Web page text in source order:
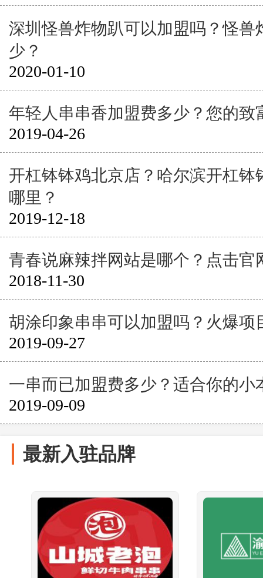
深圳怪兽炸物趴可以加盟吗？怪兽
少？
2020-01-10
年轻人串串香加盟费多少？您的致
2019-04-26
开杠钵钵鸡北京店？哈尔滨开杠钵
哪里？
2019-12-18
青春说麻辣拌网站是哪个？点击官
2018-11-30
胡涂印象串串可以加盟吗？火爆项
2019-09-27
一串而已加盟费多少？适合你的小
2019-09-09
最新入驻品牌